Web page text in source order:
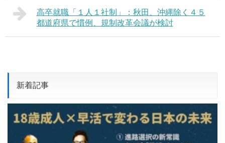
高卒就職「１人１社制」：秋田、沖縄除く４５
都道府県で慣例、規制改革会議が検討
新着記事